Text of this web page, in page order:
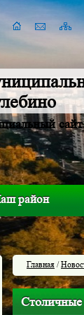
сайт
район
Главная /
Столичные